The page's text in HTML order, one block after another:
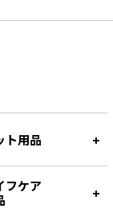
ト用品
フケア